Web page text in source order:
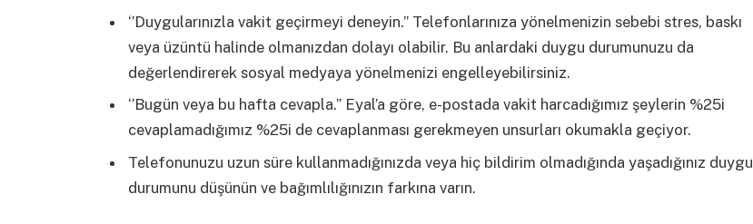
‘’Duygularınızla vakit geçirmeyi deneyin.’’ Telefonlarınıza yönelmenizin sebebi stres, baskı
veya üzüntü halinde olmanızdan dolayı olabilir. Bu anlardaki duygu durumunuzu da
değerlendirerek sosyal medyaya yönelmenizi engelleyebilirsiniz.
‘’Bugün veya bu hafta cevapla.’’ Eyal’a göre, e-postada vakit harcadığımız şeylerin %25i
cevaplamadığımız %25i de cevaplanması gerekmeyen unsurları okumakla geçiyor.
Telefonunuzu uzun süre kullanmadığınızda veya hiç bildirim olmadığında yaşadığınız duygu
durumunu düşünün ve bağımlılığınızın farkına varın.